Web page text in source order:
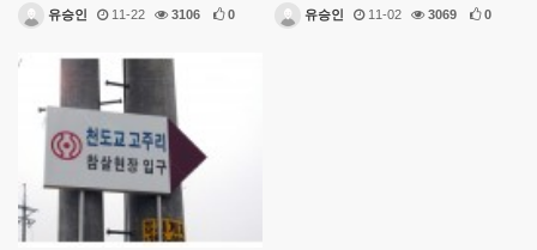
유승인 11-22 3106 0 유승인 11-02 3069 0